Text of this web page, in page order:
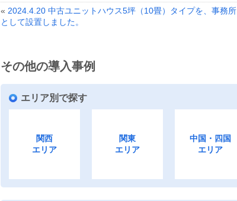
« 2024.4.20 中古ユニットハウス5坪（10畳）タイプを、事務所
として設置しました。
その他の導入事例
エリア別で探す
関西
エリア
関東
エリア
中国・四国
エリア